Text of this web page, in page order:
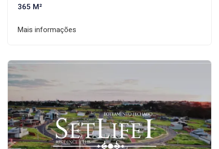
365 M²
Mais informações